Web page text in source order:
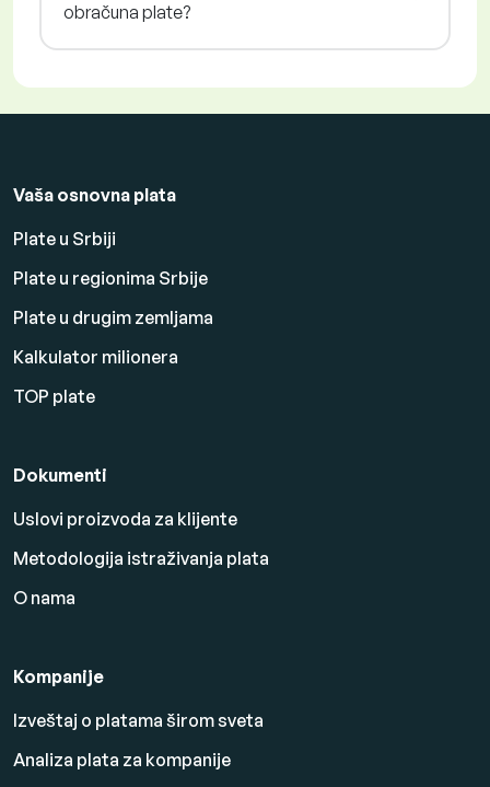
obračuna plate?
Vaša osnovna plata
Plate u Srbiji
Plate u regionima Srbije
Plate u drugim zemljama
Kalkulator milionera
TOP plate
Dokumenti
Uslovi proizvoda za klijente
Metodologija istraživanja plata
O nama
Kompanije
Izveštaj o platama širom sveta
Analiza plata za kompanije